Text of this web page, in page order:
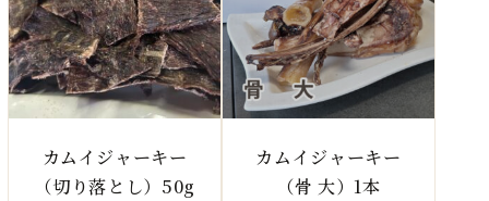
カムイジャーキー
（切り落とし）50g
カムイジャーキー
（骨 大）1本